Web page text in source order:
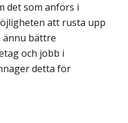
det som anförs i
att rusta upp
ännu bättre
och jobb i
detta för